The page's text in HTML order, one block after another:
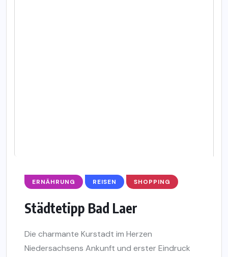
ERNÄHRUNG REISEN SHOPPING
Städtetipp Bad Laer
Die charmante Kurstadt im Herzen
Niedersachsens Ankunft und erster Eindruck